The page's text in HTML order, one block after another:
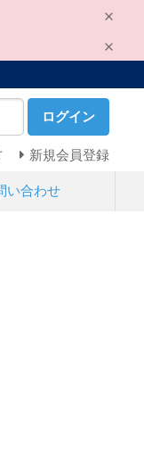
ログイン
新規会員登録
い合わせ